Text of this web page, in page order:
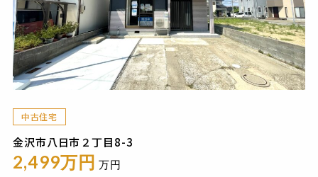
中古住宅
金沢市八日市２丁目8-3
2,499万円 万円